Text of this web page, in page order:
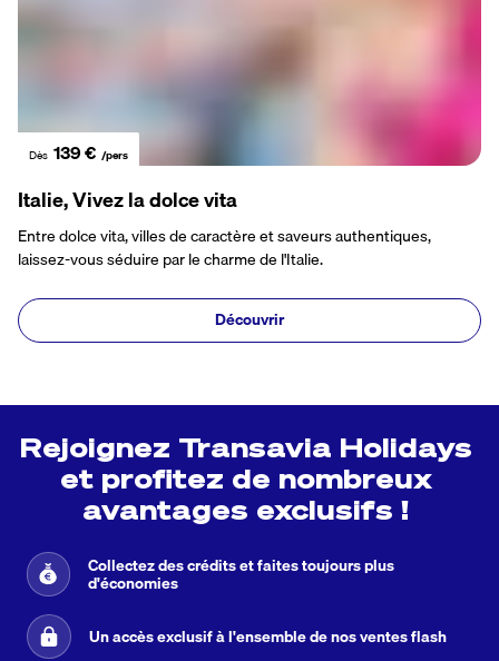
Dès 139 € /pers
Italie,Vivez la dolce vita
Entre dolce vita, villes de caractère et saveurs authentiques,
laissez-vous séduire par le charme de l'Italie.
Découvrir
Rejoignez Transavia Holidays
et profitez de nombreux
avantages exclusifs !
Collectez des crédits et faites toujours plus
d'économies
Un accès exclusif à l'ensemble de nos ventes flash